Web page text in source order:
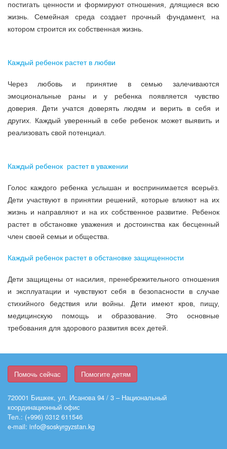
постигать ценности и формируют отношения, длящиеся всю
жизнь. Семейная среда создает прочный фундамент, на
котором строится их собственная жизнь.
Каждый ребенок растет в любви
Через любовь и принятие в семью залечиваются
эмоциональные раны и у ребенка появляется чувство
доверия. Дети учатся доверять людям и верить в себя и
других. Каждый уверенный в себе ребенок может выявить и
реализовать свой потенциал.
Каждый ребенок растет в уважении
Голос каждого ребенка услышан и воспринимается всерьёз.
Дети участвуют в принятии решений, которые влияют на их
жизнь и направляют и на их собственное развитие. Ребенок
растет в обстановке уважения и достоинства как бесценный
член своей семьи и общества.
Каждый ребенок растет в обстановке защищенности
Дети защищены от насилия, пренебрежительного отношения
и эксплуатации и чувствуют себя в безопасности в случае
стихийного бедствия или войны. Дети имеют кров, пищу,
медицинскую помощь и образование. Это основные
требования для здорового развития всех детей.
Помочь сейчас Помогите детям
720001 Бишкек, ул. Исанова 94 / 3 – Национальный
координационный офис
Тел.: (+996) 0312 611546
e-mail: info@soskyrgyzstan.kg